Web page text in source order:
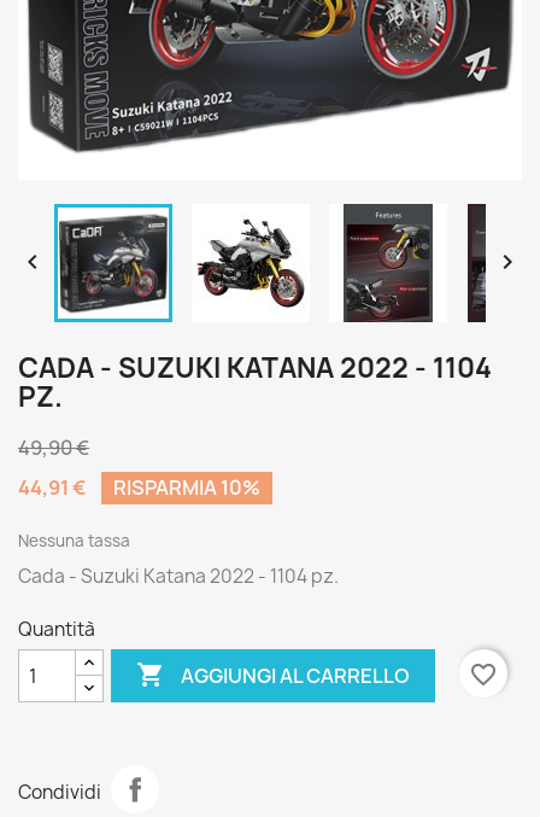
 
CADA - SUZUKI KATANA 2022 - 1104
PZ.
49,90 €
44,91 €
RISPARMIA 10%
Nessuna tassa
Cada - Suzuki Katana 2022 - 1104 pz.
Quantità
 AGGIUNGI AL CARRELLO favorite_border
Condividi